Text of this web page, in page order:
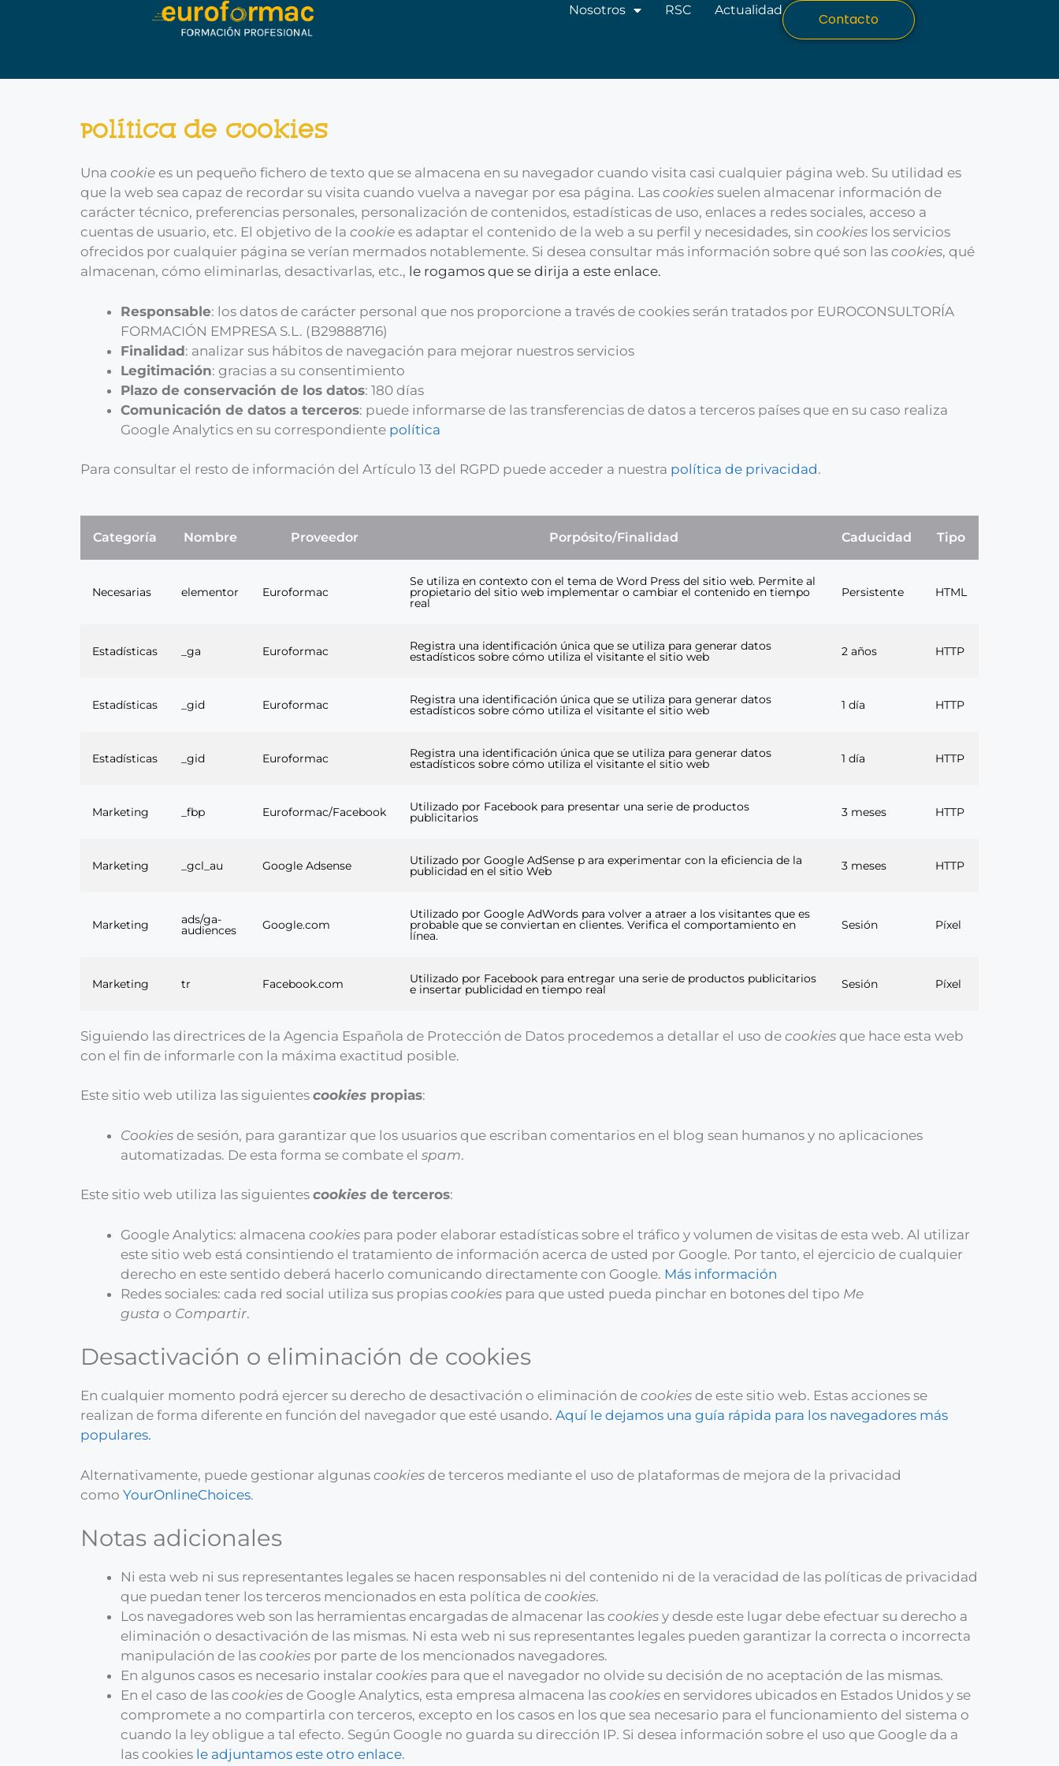
Nosotros RSC Actualidad
Contacto
Política de Cookies
Una cookie es un pequeño fichero de texto que se almacena en su navegador cuando visita casi cualquier página web. Su utilidad es
que la web sea capaz de recordar su visita cuando vuelva a navegar por esa página. Las cookies suelen almacenar información de
carácter técnico, preferencias personales, personalización de contenidos, estadísticas de uso, enlaces a redes sociales, acceso a
cuentas de usuario, etc. El objetivo de la cookie es adaptar el contenido de la web a su perfil y necesidades, sin cookies los servicios
ofrecidos por cualquier página se verían mermados notablemente. Si desea consultar más información sobre qué son las cookies, qué
almacenan, cómo eliminarlas, desactivarlas, etc., le rogamos que se dirija a este enlace.
Responsable: los datos de carácter personal que nos proporcione a través de cookies serán tratados por EUROCONSULTORÍA
FORMACIÓN EMPRESA S.L. (B29888716)
Finalidad: analizar sus hábitos de navegación para mejorar nuestros servicios
Legitimación: gracias a su consentimiento
Plazo de conservación de los datos: 180 días
Comunicación de datos a terceros: puede informarse de las transferencias de datos a terceros países que en su caso realiza
Google Analytics en su correspondiente política
Para consultar el resto de información del Artículo 13 del RGPD puede acceder a nuestra política de privacidad.
Categoría Nombre Proveedor Porpósito/Finalidad Caducidad Tipo
Necesarias elementor Euroformac
Se utiliza en contexto con el tema de Word Press del sitio web. Permite al
propietario del sitio web implementar o cambiar el contenido en tiempo
real
Persistente HTML
Estadísticas _ga Euroformac Registra una identificación única que se utiliza para generar datos
estadísticos sobre cómo utiliza el visitante el sitio web 2 años HTTP
Estadísticas _gid Euroformac Registra una identificación única que se utiliza para generar datos
estadísticos sobre cómo utiliza el visitante el sitio web 1 día HTTP
Estadísticas _gid Euroformac Registra una identificación única que se utiliza para generar datos
estadísticos sobre cómo utiliza el visitante el sitio web 1 día HTTP
Marketing _fbp Euroformac/Facebook Utilizado por Facebook para presentar una serie de productos
publicitarios 3 meses HTTP
Marketing _gcl_au Google Adsense Utilizado por Google AdSense p ara experimentar con la eficiencia de la
publicidad en el sitio Web 3 meses HTTP
Marketing ads/ga-
audiences Google.com
Utilizado por Google AdWords para volver a atraer a los visitantes que es
probable que se conviertan en clientes. Verifica el comportamiento en
línea.
Sesión Píxel
Marketing tr Facebook.com Utilizado por Facebook para entregar una serie de productos publicitarios
e insertar publicidad en tiempo real Sesión Píxel
Siguiendo las directrices de la Agencia Española de Protección de Datos procedemos a detallar el uso de cookies que hace esta web
con el fin de informarle con la máxima exactitud posible.
Este sitio web utiliza las siguientes cookies propias:
Cookies de sesión, para garantizar que los usuarios que escriban comentarios en el blog sean humanos y no aplicaciones
automatizadas. De esta forma se combate el spam.
Este sitio web utiliza las siguientes cookies de terceros:
Google Analytics: almacena cookies para poder elaborar estadísticas sobre el tráfico y volumen de visitas de esta web. Al utilizar
este sitio web está consintiendo el tratamiento de información acerca de usted por Google. Por tanto, el ejercicio de cualquier
derecho en este sentido deberá hacerlo comunicando directamente con Google. Más información
Redes sociales: cada red social utiliza sus propias cookies para que usted pueda pinchar en botones del tipo Me
gusta o Compartir.
Desactivación o eliminación de cookies
En cualquier momento podrá ejercer su derecho de desactivación o eliminación de cookies de este sitio web. Estas acciones se
realizan de forma diferente en función del navegador que esté usando. Aquí le dejamos una guía rápida para los navegadores más
populares.
Alternativamente, puede gestionar algunas cookies de terceros mediante el uso de plataformas de mejora de la privacidad
como YourOnlineChoices.
Notas adicionales
Ni esta web ni sus representantes legales se hacen responsables ni del contenido ni de la veracidad de las políticas de privacidad
que puedan tener los terceros mencionados en esta política de cookies.
Los navegadores web son las herramientas encargadas de almacenar las cookies y desde este lugar debe efectuar su derecho a
eliminación o desactivación de las mismas. Ni esta web ni sus representantes legales pueden garantizar la correcta o incorrecta
manipulación de las cookies por parte de los mencionados navegadores.
En algunos casos es necesario instalar cookies para que el navegador no olvide su decisión de no aceptación de las mismas.
En el caso de las cookies de Google Analytics, esta empresa almacena las cookies en servidores ubicados en Estados Unidos y se
compromete a no compartirla con terceros, excepto en los casos en los que sea necesario para el funcionamiento del sistema o
cuando la ley obligue a tal efecto. Según Google no guarda su dirección IP. Si desea información sobre el uso que Google da a
las cookies le adjuntamos este otro enlace.